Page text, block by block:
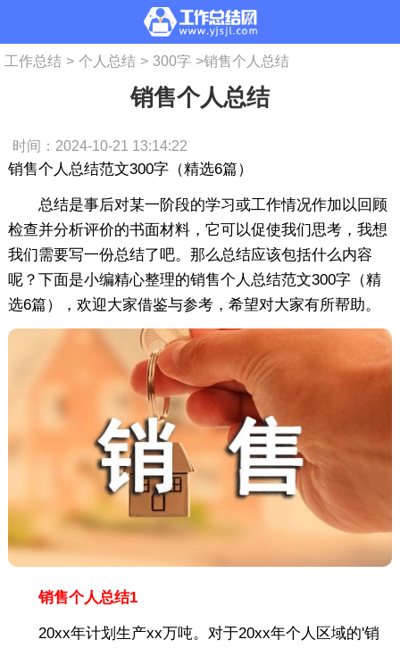
工作总结 > 个人总结 > 300字 >销售个人总结
销售个人总结
时间：2024-10-21 13:14:22
销售个人总结范文300字（精选6篇）
总结是事后对某一阶段的学习或工作情况作加以回顾
检查并分析评价的书面材料，它可以促使我们思考，我想
我们需要写一份总结了吧。那么总结应该包括什么内容
呢？下面是小编精心整理的销售个人总结范文300字（精
选6篇），欢迎大家借鉴与参考，希望对大家有所帮助。
销售个人总结1
20xx年计划生产xx万吨。对于20xx年个人区域的'销